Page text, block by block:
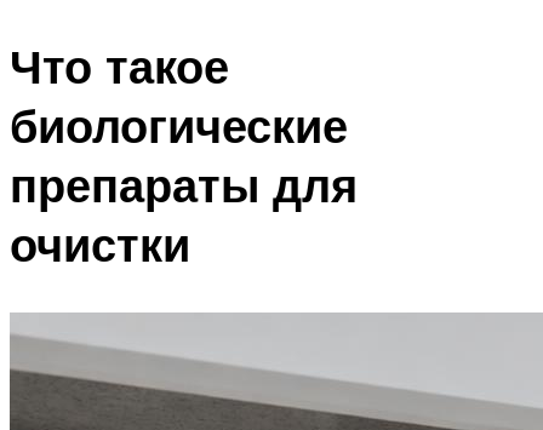
Что такое
биологические
препараты для
очистки